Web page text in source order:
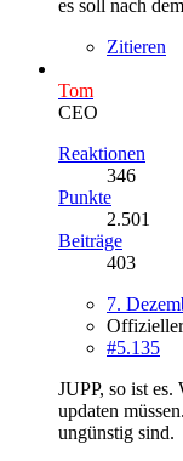
es soll nach
Zitieren
Tom
CEO
Reaktionen
346
Punkte
2.501
Beiträge
403
7.
#5.135
JUPP, so ist
updaten
ungünstig sind.